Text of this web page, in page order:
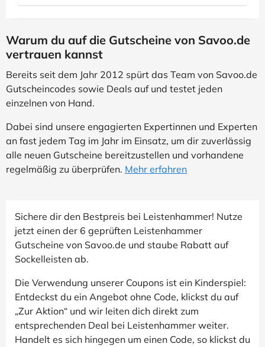
Warum du auf die Gutscheine von Savoo.de
vertrauen kannst
Bereits seit dem Jahr 2012 spürt das Team von Savoo.de
Gutscheincodes sowie Deals auf und testet jeden
einzelnen von Hand.
Dabei sind unsere engagierten Expertinnen und Experten
an fast jedem Tag im Jahr im Einsatz, um dir zuverlässig
alle neuen Gutscheine bereitzustellen und vorhandene
regelmäßig zu überprüfen. Mehr erfahren
Sichere dir den Bestpreis bei Leistenhammer! Nutze
jetzt einen der 6 geprüften Leistenhammer
Gutscheine von Savoo.de und staube Rabatt auf
Sockelleisten ab.
Die Verwendung unserer Coupons ist ein Kinderspiel:
Entdeckst du ein Angebot ohne Code, klickst du auf
„Zur Aktion“ und wir leiten dich direkt zum
entsprechenden Deal bei Leistenhammer weiter.
Handelt es sich hingegen um einen Code, so klickst du